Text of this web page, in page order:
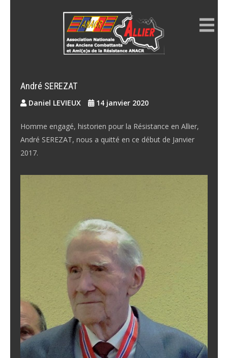
André SEREZAT
Daniel LEVIEUX 14 janvier 2020
Homme engagé, historien pour la Résistance en Allier,
André SEREZAT, nous a quitté en ce début de Janvier
2017.